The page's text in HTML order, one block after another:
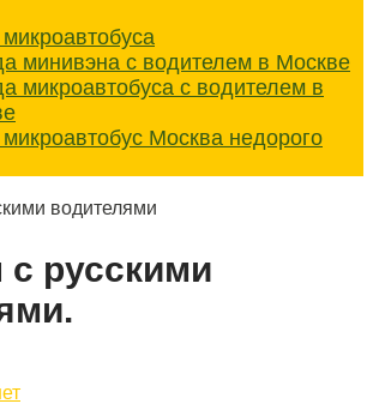
минивэна с водителем в Москве
микроавтобуса с водителем в
микроавтобус Москва недорого
русскими